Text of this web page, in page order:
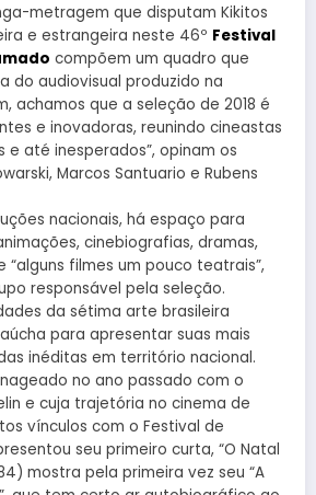
metragem que disputam Kikitos
e estrangeira neste 46º Festival
compõem um quadro que
do audiovisual produzido na
achamos que a seleção de 2018 é
e inovadoras, reunindo cineastas
e até inesperados”, opinam os
Marcos Santuario e Rubens
nacionais, há espaço para
cinebiografias, dramas,
“alguns filmes um pouco teatrais”,
responsável pela seleção.
da sétima arte brasileira
para apresentar suas mais
inéditas em território nacional.
no ano passado com o
e cuja trajetória no cinema de
vínculos com o Festival de
seu primeiro curta, “O Natal
mostra pela primeira vez seu “A